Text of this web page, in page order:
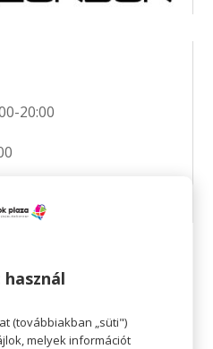
20:00
(továbbiakban „süti")
melyek információt